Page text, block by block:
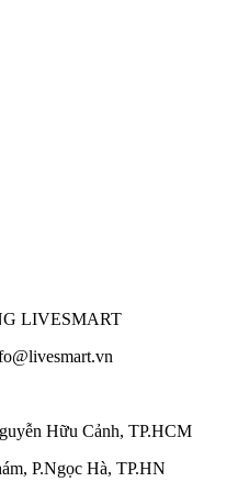
LIVESMART
Hữu Cảnh, TP.HCM
P.Ngọc Hà, TP.HN